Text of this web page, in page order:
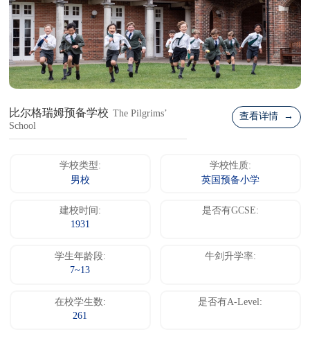
比尔格瑞姆预备学校 The Pilgrims’
School
查看详情 →
学校类型:
男校
学校性质:
英国预备小学
建校时间:
1931
是否有GCSE:
学生年龄段:
7~13
牛剑升学率:
在校学生数:
261
是否有A-Level: